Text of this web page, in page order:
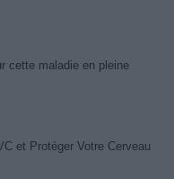
cette maladie en pleine
et Protéger Votre Cerveau